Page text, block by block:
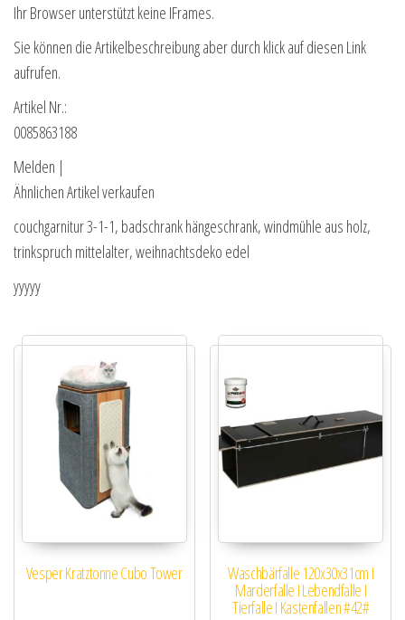
Ihr Browser unterstützt keine IFrames.
Sie können die Artikelbeschreibung aber durch klick auf diesen Link
aufrufen.
Artikel Nr.:
0085863188
Melden |
Ähnlichen Artikel verkaufen
couchgarnitur 3-1-1, badschrank hängeschrank, windmühle aus holz,
trinkspruch mittelalter, weihnachtsdeko edel
yyyyy
Vesper Kratztonne Cubo Tower Waschbärfalle 120x30x31cm I
Marderfalle I Lebendfalle I
Tierfalle I Kastenfallen #42#